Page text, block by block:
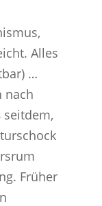
Alles
…
nach
seitdem,
Früher